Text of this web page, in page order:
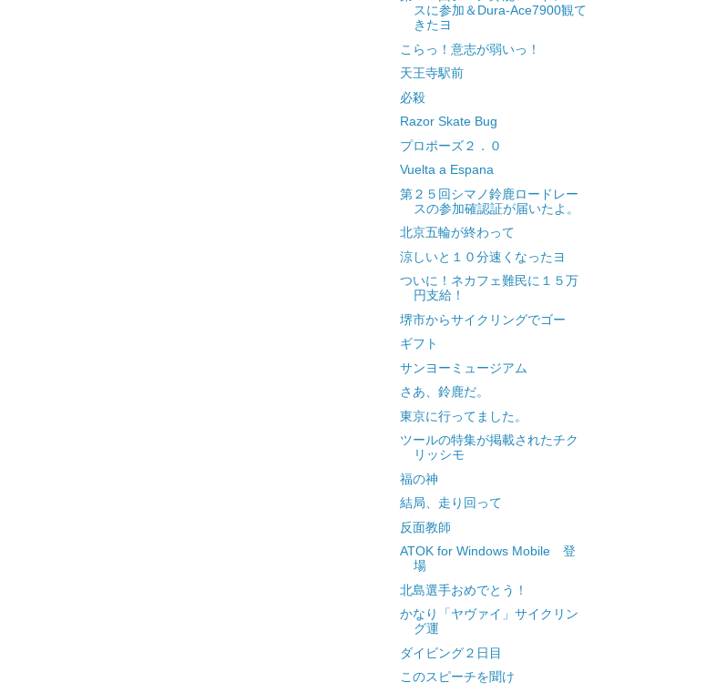
スに参加＆Dura-Ace7900観て
きたヨ
こらっ！意志が弱いっ！
天王寺駅前
必殺
Razor Skate Bug
プロポーズ２．０
Vuelta a Espana
第２５回シマノ鈴鹿ロードレー
スの参加確認証が届いたよ。
北京五輪が終わって
涼しいと１０分速くなったヨ
ついに！ネカフェ難民に１５万
円支給！
堺市からサイクリングでゴー
ギフト
サンヨーミュージアム
さあ、鈴鹿だ。
東京に行ってました。
ツールの特集が掲載されたチク
リッシモ
福の神
結局、走り回って
反面教師
ATOK for Windows Mobile 登
場
北島選手おめでとう！
かなり「ヤヴァイ」サイクリン
グ運
ダイビング２日目
このスピーチを聞け